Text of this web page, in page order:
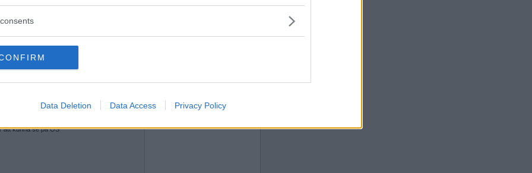
Data Deletion Data Access Privacy Policy
2018-02-16 21:34
2018-02-16 21:46
att kunna se på OS